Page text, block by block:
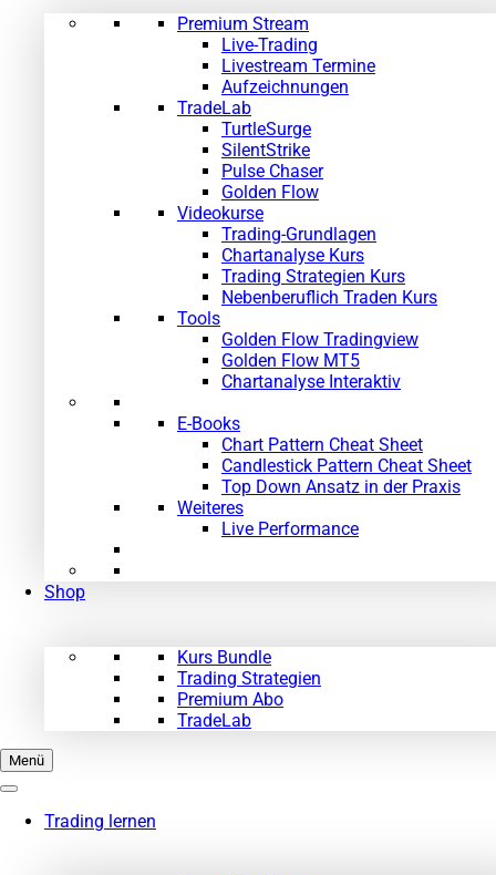
Premium Stream
Live-Trading
Livestream Termine
Aufzeichnungen
TradeLab
TurtleSurge
SilentStrike
Pulse Chaser
Golden Flow
Videokurse
Trading-Grundlagen
Chartanalyse Kurs
Trading Strategien Kurs
Nebenberuflich Traden Kurs
Tools
Golden Flow Tradingview
Golden Flow MT5
Chartanalyse Interaktiv
E-Books
Chart Pattern Cheat Sheet
Candlestick Pattern Cheat Sheet
Top Down Ansatz in der Praxis
Weiteres
Live Performance
Shop
Kurs Bundle
Trading Strategien
Premium Abo
TradeLab
Menü
Trading lernen